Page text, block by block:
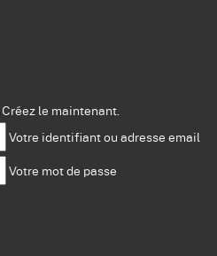
Créez le maintenant.
Votre identifiant ou adresse email
Votre mot de passe